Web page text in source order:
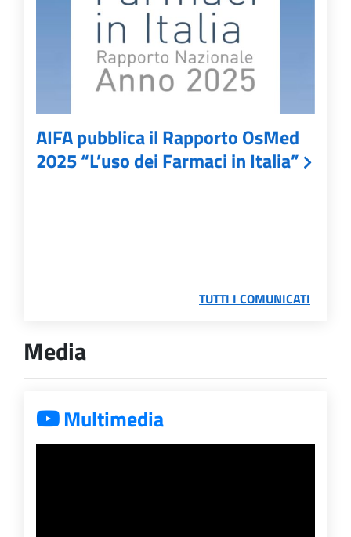
AIFA pubblica il Rapporto OsMed
2025 “L’uso dei Farmaci in Italia”
TUTTI I COMUNICATI
Media
Multimedia